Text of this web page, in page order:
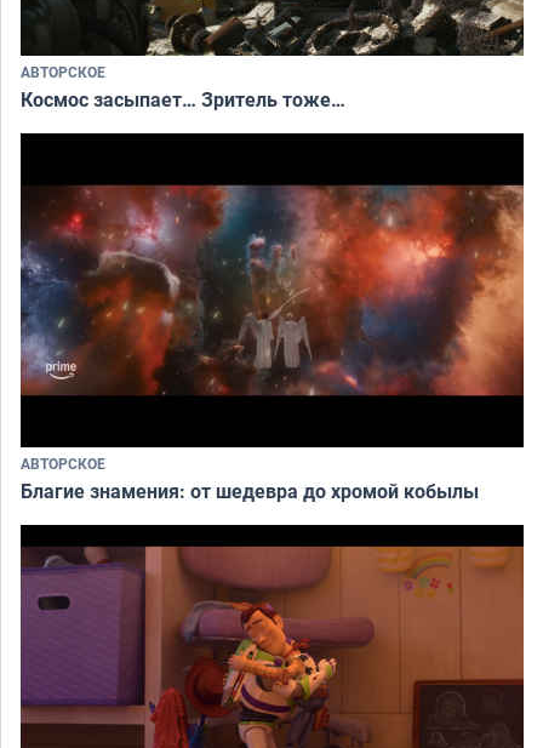
АВТОРСКОЕ
Космос засыпает… Зритель тоже…
АВТОРСКОЕ
Благие знамения: от шедевра до хромой кобылы